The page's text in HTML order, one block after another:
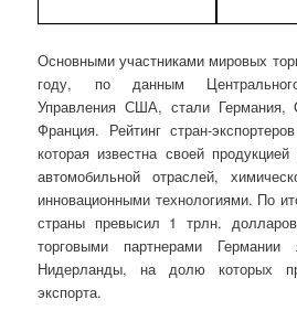
Основными участниками мировых
году, по данным Центрального
Управления США, стали
Франция. Рейтинг стран-
которая известна своей
автомобильной отраслей,
инновационными технологиями. По
страны превысил 1 трлн.
торговыми партнерами
Нидерланды, на долю которых
экспорта.